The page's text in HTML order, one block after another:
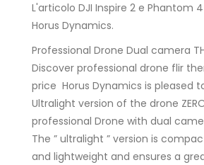
L'articolo DJI Inspire 2 e Phantom
Horus Dynamics.
Professional Drone Dual camera
Discover professional drone flir
price Horus Dynamics is pleased
Ultralight version of the drone
professional Drone with dual
The ” ultralight ” version is
and lightweight and ensures a